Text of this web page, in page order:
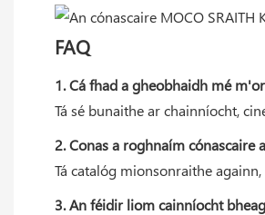
FAQ
1. Cá fhad a gheobhaidh mé
Tá sé bunaithe ar chainníocht,
2. Conas a roghnaím cónascaire
Tá catalóg mionsonraithe
3. An féidir liom cainníocht